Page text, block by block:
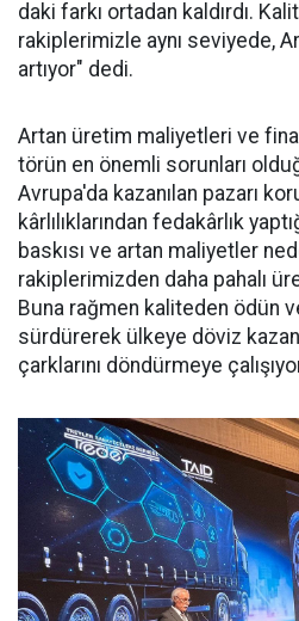
daki farkı ortadan kaldırdı.
ra­kiplerimizle aynı seviyede,
ar­tıyor" dedi.
Artan üretim ma­liyetleri ve
törün en önemli sorunları
Avrupa'da kazanılan pazarı
kârlılıklarından fe­dakârlık
baskısı ve artan maliyetler
rakiplerimiz­den daha pahalı
Buna rağmen kaliteden ödün
sürdüre­rek ülkeye döviz
çarklarını döndürmeye